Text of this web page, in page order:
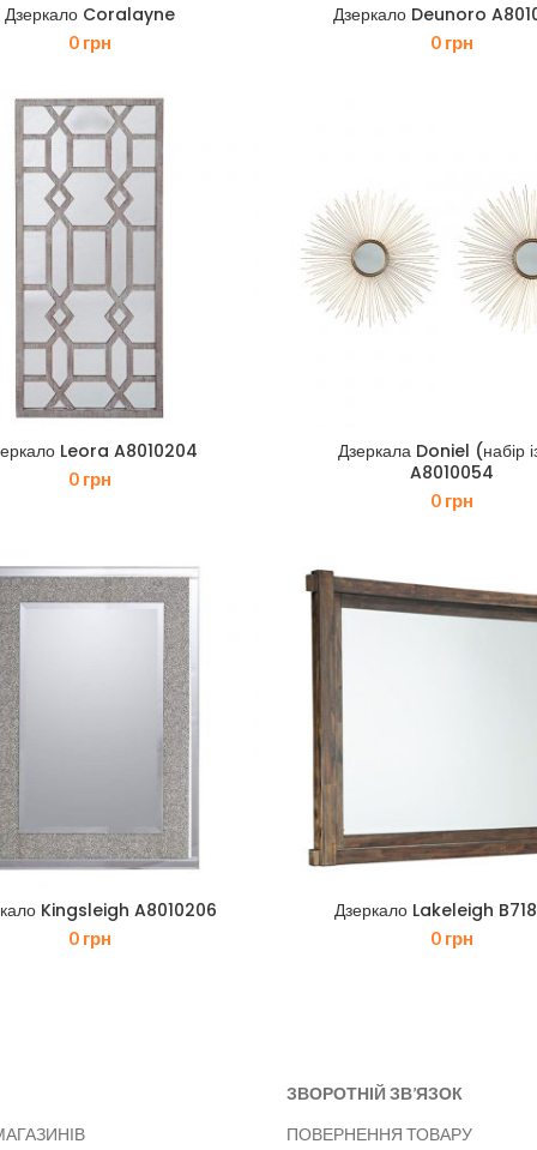
Дзеркало Coralayne
0 грн
Дзеркало Deunoro
0 грн
Leora A8010204
0 грн
Дзеркала Doniel (набір
A8010054
0 грн
Kingsleigh A8010206
0 грн
Дзеркало Lakeleigh
0 грн
ЗВОРОТНІЙ ЗВ’ЯЗОК
ПОВЕРНЕННЯ ТОВАРУ